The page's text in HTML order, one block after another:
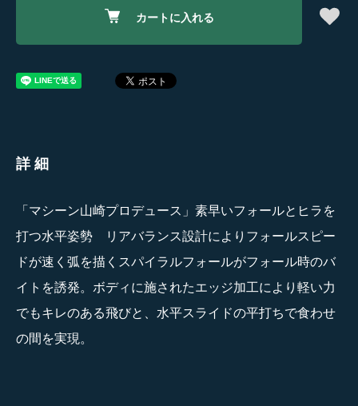
カートに入れる
詳細
「マシーン山崎プロデュース」素早いフォールとヒラを
打つ水平姿勢 リアバランス設計によりフォールスピー
ドが速く弧を描くスパイラルフォールがフォール時のバ
イトを誘発。ボディに施されたエッジ加工により軽い力
でもキレのある飛びと、水平スライドの平打ちで食わせ
の間を実現。